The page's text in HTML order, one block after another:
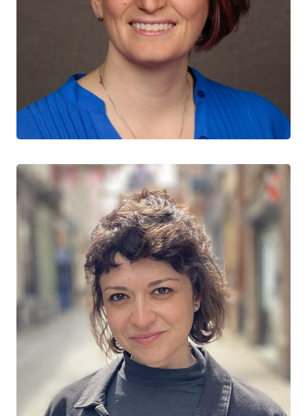
Shayna Skakoon-Sparling
CHERCHEUR CTN+
Université de Guelph
Shirin Golchi
CO-RESPONSABLE, MÉTHODES